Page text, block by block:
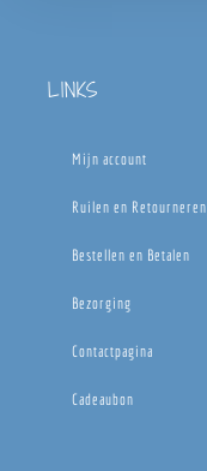
LINKS
Mijn account
Ruilen en Retourneren
Bestellen en Betalen
Bezorging
Contactpagina
Cadeaubon